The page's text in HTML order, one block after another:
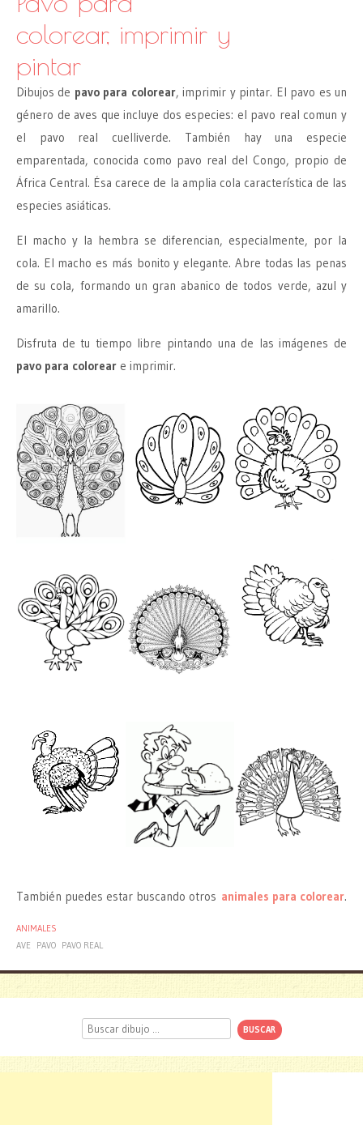
colorear, imprimir y
pintar
Dibujos de pavo para colorear, imprimir y pintar. El pavo es un
género de aves que incluye dos especies: el pavo real comun y
el pavo real cuelliverde. También hay una especie
emparentada, conocida como pavo real del Congo, propio de
África Central. Ésa carece de la amplia cola característica de las
especies asiáticas.
El macho y la hembra se diferencian, especialmente, por la
cola. El macho es más bonito y elegante. Abre todas las penas
de su cola, formando un gran abanico de todos verde, azul y
amarillo.
Disfruta de tu tiempo libre pintando una de las imágenes de
pavo para colorear e imprimir.
También puedes estar buscando otros animales para colorear.
ANIMALES
AVE
PAVO PAVO REAL
Buscar